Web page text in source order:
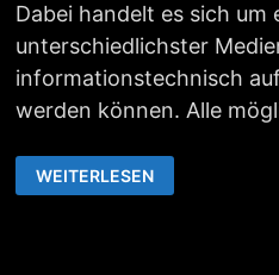
Dabei handelt es sich um
unterschiedlichster
informationstechnisch
werden können. Alle
VOLLTEXTBIBLIOTHEK
MIT
BÜCHER,
WEITERLESEN